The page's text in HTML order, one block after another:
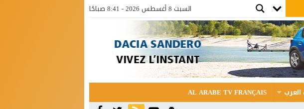
السبت 8 أغسطس 2026 - 8:41 صباحًا
AL ARABE TV FRANÇAIS